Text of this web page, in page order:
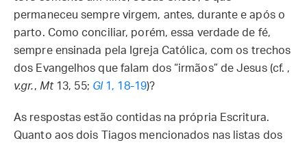
permaneceu sempre virgem, antes, durante e após o
parto. Como conciliar, porém, essa verdade de fé,
sempre ensinada pela Igreja Católica, com os trechos
dos Evangelhos que falam dos “irmãos” de Jesus (cf. ,
v.gr., Mt13, 55; Gl 1, 18-19)?
As respostas estão contidas na própria Escritura.
Quanto aos dois Tiagos mencionados nas listas dos